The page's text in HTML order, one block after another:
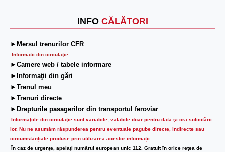
INFO CĂLĂTORI
►Mersul trenurilor CFR
Informatii din circulaţie
►Camere web / tabele informare
►Informaţii din gări
►Trenul meu
►Trenuri directe
►Drepturile pasagerilor din transportul feroviar
Informaţiile din circulaţie sunt variabile, valabile doar pentru data şi ora solicitării
lor. Nu ne asumăm răspunderea pentru eventuale pagube directe, indirecte sau
circumstanțiale produse prin utilizarea acestor informații.
În caz de urgenţe, apelaţi numărul european unic 112. Gratuit în orice reţea de